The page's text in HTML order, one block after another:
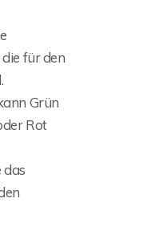
für den
Grün
Rot
das